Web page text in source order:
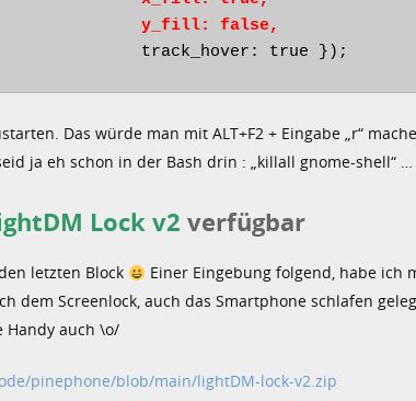
y_fill: false,
track_hover: true });
Das würde man mit ALT+F2 + Eingabe „r“
ja eh schon in der Bash drin : „killall gnome-shell“ …
Lock v2 verfügbar
letzten Block
Einer Eingebung folgend, habe ich
dem Screenlock, auch das Smartphone schlafen
Handy auch \o/
pinephone/blob/main/lightDM-lock-v2.zip